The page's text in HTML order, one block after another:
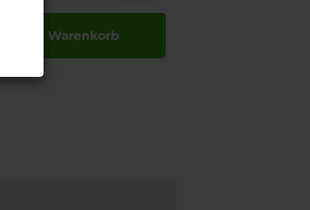
In den Warenkorb